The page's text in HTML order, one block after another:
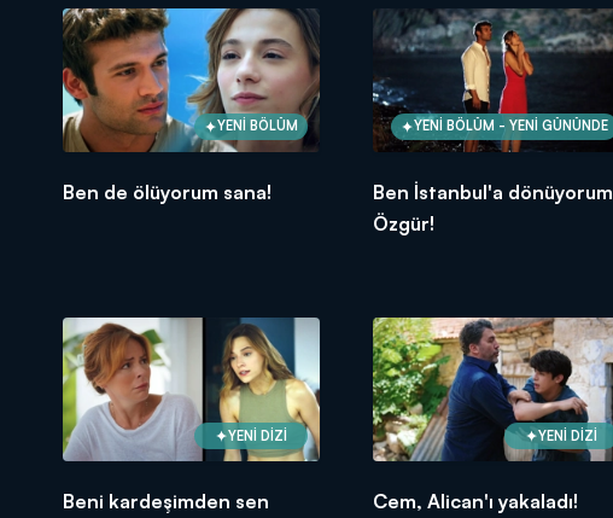
YENİ BÖLÜM
Ben de ölüyorum sana!
YENİ BÖLÜM - YENİ GÜNÜNDE
Ben İstanbul'a dönüyorum
Özgür!
YENİ DİZİ
Beni kardeşimden sen
YENİ DİZİ
Cem, Alican'ı yakaladı!